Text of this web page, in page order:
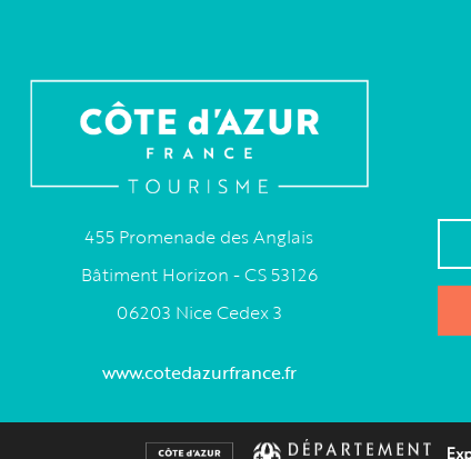
455 Promenade des Anglais
Bâtiment Horizon - CS 53126
06203 Nice Cedex 3
www.cotedazurfrance.fr